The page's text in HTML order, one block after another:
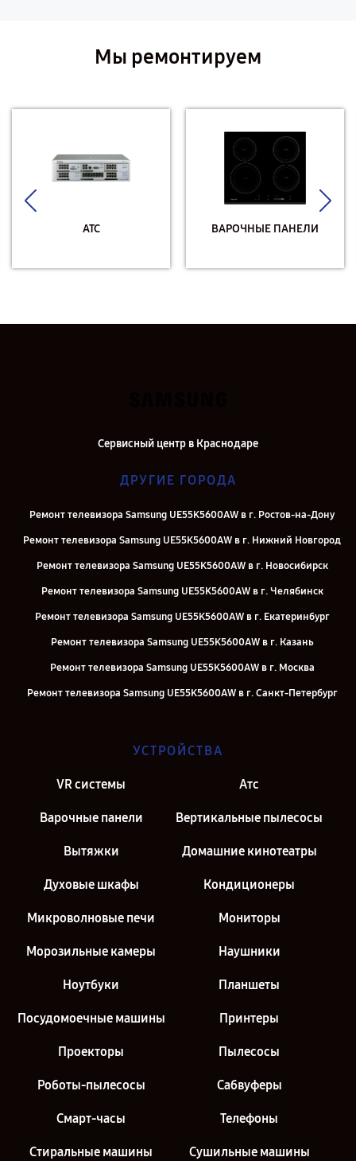
Мы ремонтируем
АТС ВАРОЧНЫЕ ПАНЕЛИ
Сервисный центр в Краснодаре
ДРУГИЕ ГОРОДА
Ремонт телевизора Samsung UE55K5600AW в г. Ростов-на-Дону
Ремонт телевизора Samsung UE55K5600AW в г. Нижний Новгород
Ремонт телевизора Samsung UE55K5600AW в г. Новосибирск
Ремонт телевизора Samsung UE55K5600AW в г. Челябинск
Ремонт телевизора Samsung UE55K5600AW в г. Екатеринбург
Ремонт телевизора Samsung UE55K5600AW в г. Казань
Ремонт телевизора Samsung UE55K5600AW в г. Москва
Ремонт телевизора Samsung UE55K5600AW в г. Санкт-Петербург
УСТРОЙСТВА
VR системы Атс
Варочные панели Вертикальные пылесосы
Вытяжки Домашние кинотеатры
Духовые шкафы Кондиционеры
Микроволновые печи Мониторы
Морозильные камеры Наушники
Ноутбуки Планшеты
Посудомоечные машины Принтеры
Проекторы Пылесосы
Роботы-пылесосы Сабвуферы
Смарт-часы Телефоны
Стиральные машины Сушильные машины